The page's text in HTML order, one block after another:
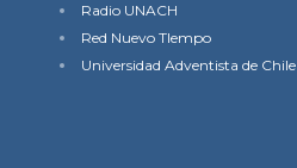
Radio UNACH
Red Nuevo TIempo
Universidad Adventista de Chile